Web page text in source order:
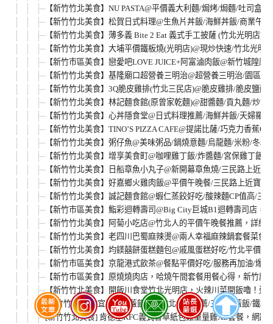
【新竹竹北美食】NU PASTA@平價義大利麵/焗烤/焗麵/吐司盒
【新竹竹北美食】松賀日式料理@生魚片丼飯/海鮮丼飯/商業午
【新竹竹北美食】薄多義 Bite 2 Eat 義式手工披薩 (竹北光明店
【新竹竹北美食】大埔平價鐵板燒(光明店)@現炒快速/竹北光明
【新竹市區美食】戀愛吧LOVE JUICE+阿富滷肉飯@新竹城隍
【新竹竹北美食】基隆廟口超營養三明治@超營養三明治/園區
【新竹竹北美食】3Q脆皮雞排(竹北三民店)@脆皮雞排/脆皮鹽
【新竹竹北美食】林記麵食館(原曾家乾麵)@甜醬麵/貢丸麵/炒
【新竹竹北美食】心丼隱食堂@日式料理推薦/海鮮丼飯/天婦羅/
【新竹竹北美食】TINO’S PIZZA CAFE@提諾比薩/巧克力香蕉
【新竹竹北美食】粥仔魚@美味粥品/鍋燒意麵/烏龍麵/米粉/冬粉
【新竹竹北美食】增享美食町@咖哩雞丁飯/炸醬麵/宮保雞丁飯/
【新竹竹北美食】日船章魚小丸子@新開幕章魚燒/三民路上近新
【新竹竹北美食】好嘉鄉火雞肉飯@平價午晚餐/三民路上近寶雅
【新竹竹北美食】誠記麵食館@蝦仁蒸餃好吃/酸辣麵CP值高/三
【新竹市區美食】鮨彩迴轉壽司@Big City巨城B1迴轉壽司店，
【新竹竹北美食】阿菊小吃店@竹北人的平價午晚餐推薦，詳細
【新竹竹北美食】老四川巴蜀麻辣燙@兩人幸福麻辣鍋套餐菜
【新竹竹北美食】均鎂囍餅蛋糕麵包@戚風蛋糕好吃/竹北平價高
【新竹市區美食】京龍港式飲茶@餐點平價好吃/服務再加油/爆
【新竹市區美食】原燒燒肉店，哈燒午間套餐用餐心得，新竹慶
【新竹竹北美食】開飯川食堂竹北光明店，火辣川菜開飯嚕！適
[新竹竹北美食]宜昇鐵板蓋飯屋@竹北便當推薦/三民路蓋飯/鐵板
[新竹竹北美食] 肯德基KFC義式香草紙包雞重量雞XL套餐，網路